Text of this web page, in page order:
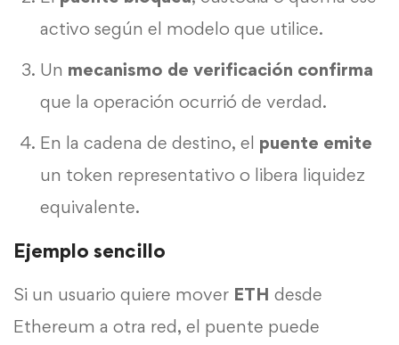
activo según el modelo que utilice.
Un mecanismo de verificación confirma
que la operación ocurrió de verdad.
En la cadena de destino, el puente emite
un token representativo o libera liquidez
equivalente.
Ejemplo sencillo
Si un usuario quiere mover ETH desde
Ethereum a otra red, el puente puede